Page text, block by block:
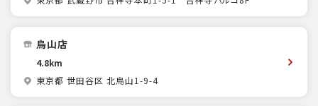
烏山店
4.8km
東京都 世田谷区 北烏山1-9-4